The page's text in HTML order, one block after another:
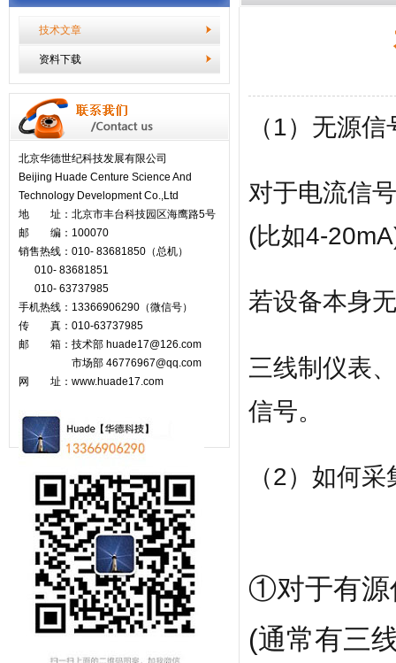
技术文章
资料下载
北京华德世纪科技发展有限公司
Beijing Huade Centure Science And
Technology Development Co.,Ltd
地 址：北京市丰台科技园区海鹰路5号
邮 编：100070
销售热线：010- 83681850（总机）
010- 83681851
010- 63737985
手机热线：13366906290（微信号）
传 真：010-63737985
邮 箱：技术部 huade17@126.com
市场部 46776967@qq.com
网 址：www.huade17.com
（1）无源
对于电流信
(比如4-
若设备本身
三线制仪表
信号。
（2）如何
①对于有源
(通常有三